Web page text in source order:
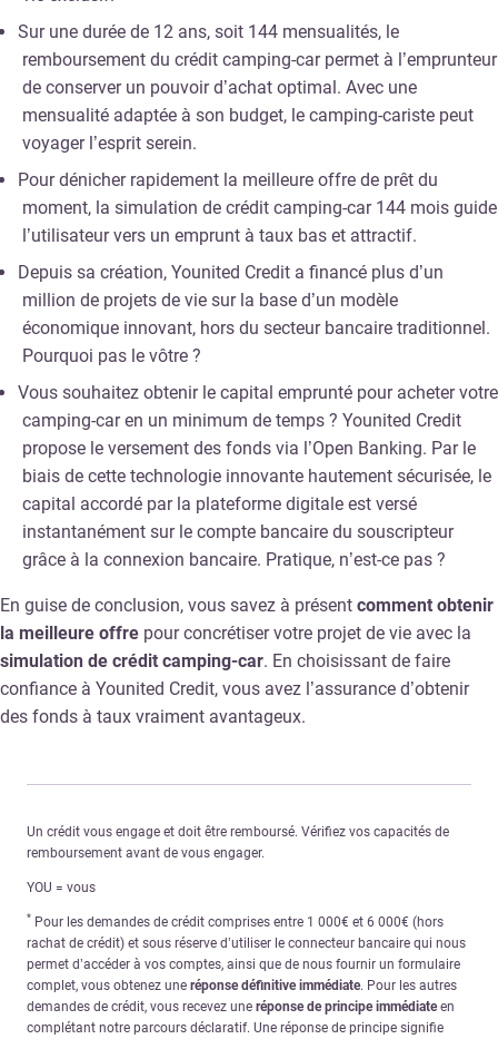
Sur une durée de 12 ans, soit 144 mensualités, le
remboursement du crédit camping-car permet à l’emprunteur
de conserver un pouvoir d’achat optimal. Avec une
mensualité adaptée à son budget, le camping-cariste peut
voyager l’esprit serein.
Pour dénicher rapidement la meilleure offre de prêt du
moment, la simulation de crédit camping-car 144 mois guide
l’utilisateur vers un emprunt à taux bas et attractif.
Depuis sa création, Younited Credit a financé plus d’un
million de projets de vie sur la base d’un modèle
économique innovant, hors du secteur bancaire traditionnel.
Pourquoi pas le vôtre ?
Vous souhaitez obtenir le capital emprunté pour acheter votre
camping-car en un minimum de temps ? Younited Credit
propose le versement des fonds via l’Open Banking. Par le
biais de cette technologie innovante hautement sécurisée, le
capital accordé par la plateforme digitale est versé
instantanément sur le compte bancaire du souscripteur
grâce à la connexion bancaire. Pratique, n’est-ce pas ?
En guise de conclusion, vous savez à présent comment obtenir
la meilleure offre pour concrétiser votre projet de vie avec la
simulation de crédit camping-car. En choisissant de faire
confiance à Younited Credit, vous avez l’assurance d’obtenir
des fonds à taux vraiment avantageux.
Un crédit vous engage et doit être remboursé. Vérifiez vos capacités de
remboursement avant de vous engager.
YOU = vous
* Pour les demandes de crédit comprises entre 1 000€ et 6 000€ (hors
rachat de crédit) et sous réserve d’utiliser le connecteur bancaire qui nous
permet d’accéder à vos comptes, ainsi que de nous fournir un formulaire
complet, vous obtenez une réponse définitive immédiate. Pour les autres
demandes de crédit, vous recevez une réponse de principe immédiateen
complétant notre parcours déclaratif. Une réponse de principe signifie